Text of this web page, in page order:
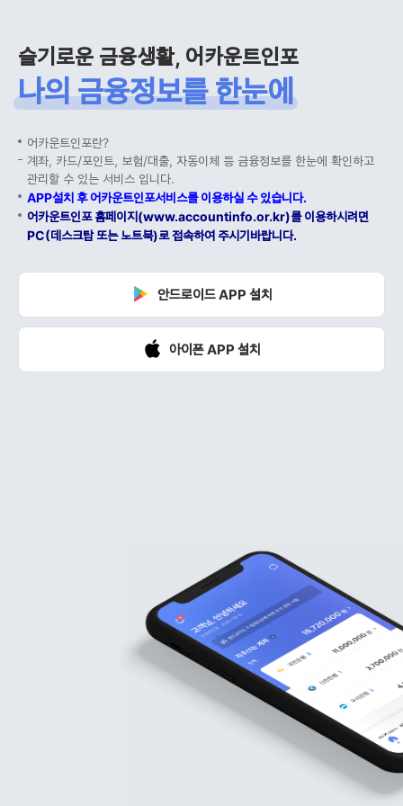
슬기로운 금융생활, 어카운트인포
나의 금융정보를 한눈에
어카운트인포란?
계좌, 카드/포인트, 보험/대출, 자동이체 등 금융정보를 한눈에 확인하고
관리할 수 있는 서비스 입니다.
APP설치 후 어카운트인포서비스를 이용하실 수 있습니다.
어카운트인포 홈페이지(www.accountinfo.or.kr)를 이용하시려면
PC(데스크탑 또는 노트북)로 접속하여 주시기바랍니다.
안드로이드 APP 설치
아이폰 APP 설치